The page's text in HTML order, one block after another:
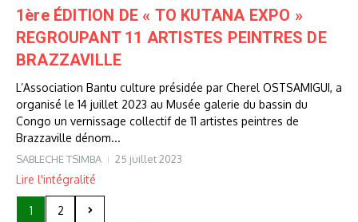
1ère ÉDITION DE « TO KUTANA EXPO »
REGROUPANT 11 ARTISTES PEINTRES DE
BRAZZAVILLE
L’Association Bantu culture présidée par Cherel OSTSAMIGUI, a
organisé le 14 juillet 2023 au Musée galerie du bassin du
Congo un vernissage collectif de 11 artistes peintres de
Brazzaville dénom...
SABLECHE TSIMBA 25 juillet 2023
Lire l'intégralité
1 2